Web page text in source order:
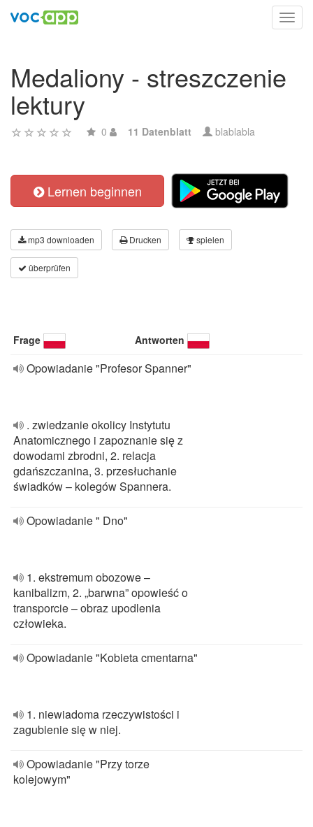
Medaliony - streszczenie
lektury
0 11 Datenblatt blablabla
Lernen beginnen
mp3 downloaden Drucken spielen
überprüfen
Frage Antworten
Opowiadanie "Profesor Spanner"
. zwiedzanie okolicy Instytutu
Anatomicznego i zapoznanie się z
dowodami zbrodni, 2. relacja
gdańszczanina, 3. przesłuchanie
świadków – kolegów Spannera.
Opowiadanie " Dno"
1. ekstremum obozowe –
kanibalizm, 2. „barwna” opowieść o
transporcie – obraz upodlenia
człowieka.
Opowiadanie "Kobieta cmentarna"
1. niewiadoma rzeczywistości i
zagubienie się w niej.
Opowiadanie "Przy torze
kolejowym"